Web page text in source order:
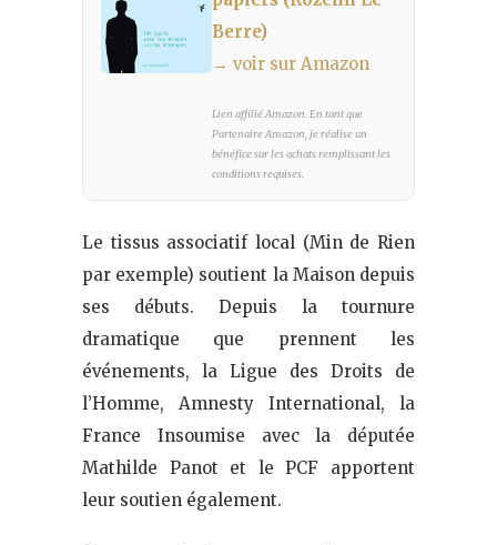
Berre)
→ voir sur Amazon
Lien affilié Amazon. En tant que
Partenaire Amazon, je réalise un
bénéfice sur les achats remplissant les
conditions requises.
Le tissus associatif local (Min de Rien
par exemple) soutient la Maison depuis
ses débuts. Depuis la tournure
dramatique que prennent les
événements, la Ligue des Droits de
l’Homme, Amnesty International, la
France Insoumise avec la députée
Mathilde Panot et le PCF apportent
leur soutien également.